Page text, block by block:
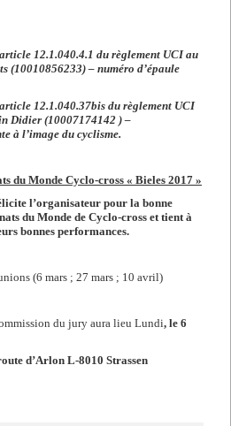
12.1.040.4.1 du règlement UCI au
(10010856233) – numéro d’épaule
12.1.040.37bis du règlement UCI
Didier (10007174142 ) –
à l’image du cyclisme.
du Monde Cyclo-cross « Bieles 2017 »
l’organisateur pour la bonne
du Monde de Cyclo-cross et tient à
bonnes performances.
(6 mars ; 27 mars ; 10 avril)
du jury aura lieu Lundi, le 6
d’Arlon L-8010 Strassen